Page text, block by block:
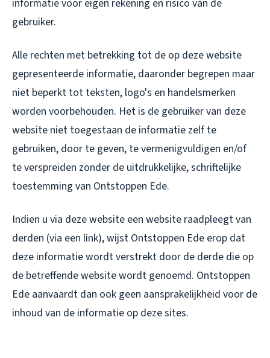
informatie voor eigen rekening en risico van de
gebruiker.
Alle rechten met betrekking tot de op deze website
gepresenteerde informatie, daaronder begrepen maar
niet beperkt tot teksten, logo's en handelsmerken
worden voorbehouden. Het is de gebruiker van deze
website niet toegestaan de informatie zelf te
gebruiken, door te geven, te vermenigvuldigen en/of
te verspreiden zonder de uitdrukkelijke, schriftelijke
toestemming van Ontstoppen Ede.
Indien u via deze website een website raadpleegt van
derden (via een link), wijst Ontstoppen Ede erop dat
deze informatie wordt verstrekt door de derde die op
de betreffende website wordt genoemd. Ontstoppen
Ede aanvaardt dan ook geen aansprakelijkheid voor de
inhoud van de informatie op deze sites.